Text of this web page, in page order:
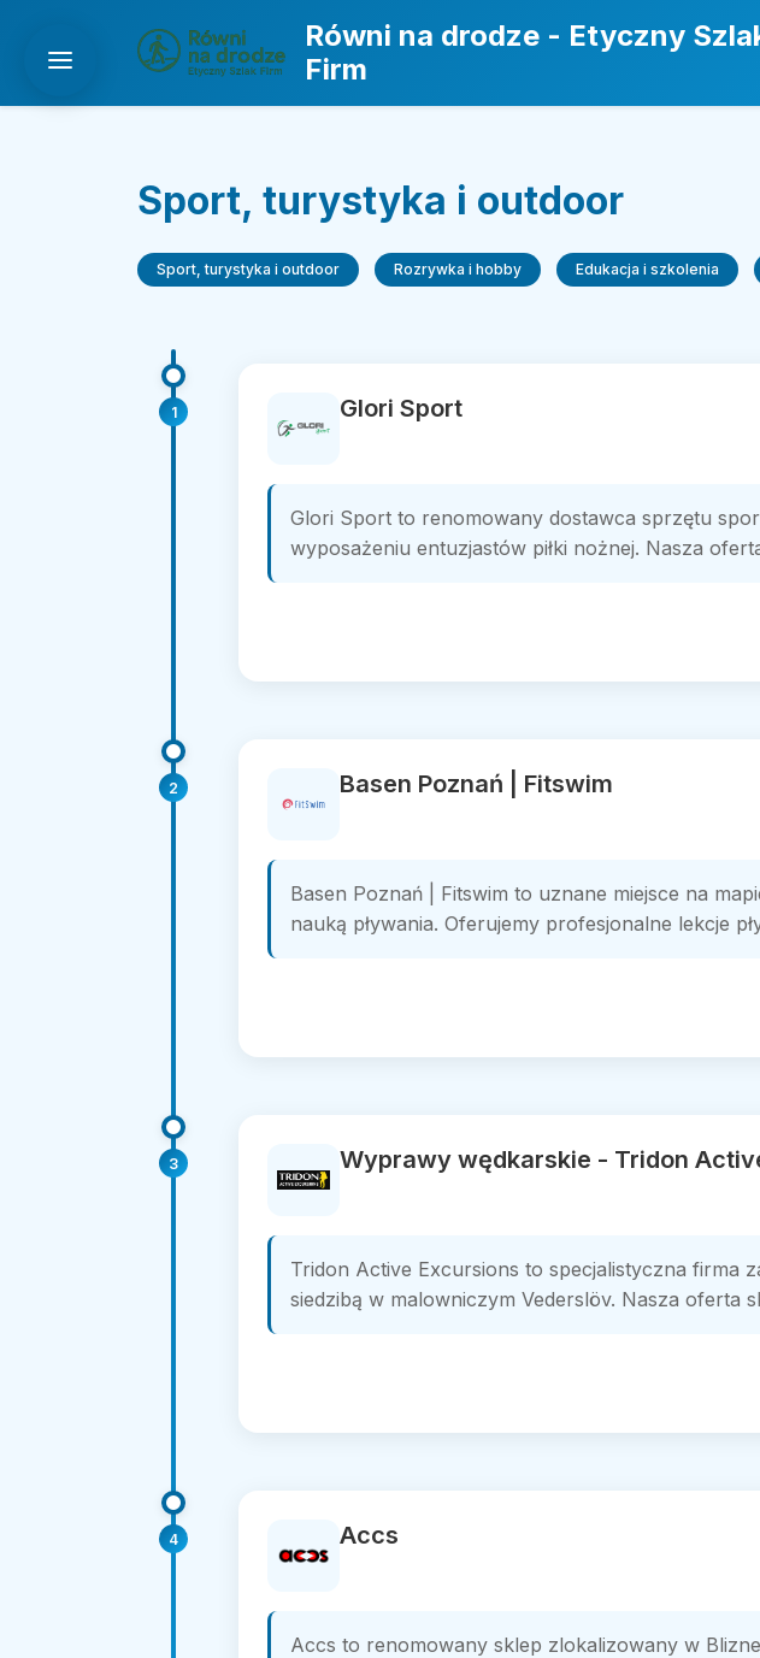
Równi na drodze - Etyczny
Firm
Sport, turystyka i outdoor
Sport, turystyka i outdoor Rozrywka i hobby Edukacja i szkolenia
1 Glori Sport
Glori Sport to renomowany dostawca sprzętu
wyposażeniu entuzjastów piłki nożnej. Nasza
2 Basen Poznań | Fitswim
Basen Poznań | Fitswim to uznane miejsce na
nauką pływania. Oferujemy profesjonalne lekcje
3 Wyprawy wędkarskie - Tridon
Tridon Active Excursions to specjalistyczna firma
siedzibą w malowniczym Vederslöv. Nasza oferta
4 Accs
Accs to renomowany sklep zlokalizowany w